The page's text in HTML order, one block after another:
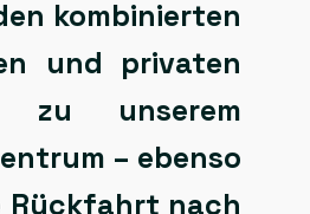
kombinierten
und privaten
zu unserem
– ebenso
Rückfahrt nach